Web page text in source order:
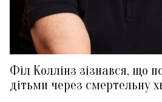
Філ Коллінз зізнався, що
дітьми через смертельну